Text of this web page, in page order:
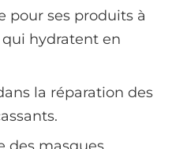
pour ses produits à
qui hydratent en
la réparation des